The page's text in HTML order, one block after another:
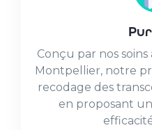
Conçu par nos
Montpellier, notre
recodage des
en proposant